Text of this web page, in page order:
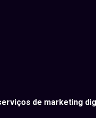
de marketing